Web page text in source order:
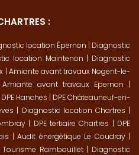
:
location Épernon | Diagnostic
location Maintenon | Diagnostic
| Amiante avant travaux Nogent-le-
Amiante avant travaux Epernon |
DPE Hanches | DPE Châteauneuf-en-
| Diagnostic location Chartres |
| DPE tertiaire Chartres | DPE
| Audit énergétique Le Coudray|
Tourisme Rambouillet| Diagnostic